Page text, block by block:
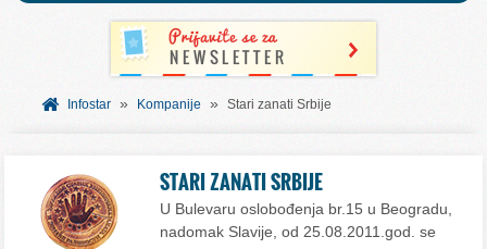
BESPLATNI VAUČERI
SVET INFORMACIJA
Infostar » Kompanije » Stari zanati Srbije
STARI ZANATI SRBIJE
U Bulevaru oslobođenja br.15 u Beogradu,
nadomak Slavije, od 25.08.2011.god. se